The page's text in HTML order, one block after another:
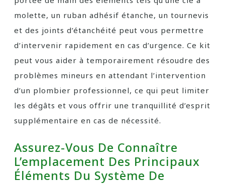
molette, un ruban adhésif étanche, un tournevis
et des joints d’étanchéité peut vous permettre
d’intervenir rapidement en cas d’urgence. Ce kit
peut vous aider à temporairement résoudre des
problèmes mineurs en attendant l’intervention
d’un plombier professionnel, ce qui peut limiter
les dégâts et vous offrir une tranquillité d’esprit
supplémentaire en cas de nécessité.
Assurez-Vous De Connaître
L’emplacement Des Principaux
Éléments Du Système De